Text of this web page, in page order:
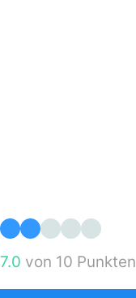
7.0 von 10 Punkten